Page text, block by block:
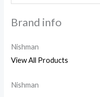
Brand info
Nishman
View All Products
Nishman